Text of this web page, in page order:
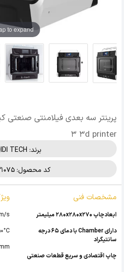
to expand
3 3d printer
برند: TECH
کد محصول: 510121075
مشخصات فنی
ابعادچاپ 280x280x270 میلیمتر
دارای Chamber با دمای 65 درجه
سانتیگراد
چاپ اقتصادی و سریع قطعات صنعتی
s